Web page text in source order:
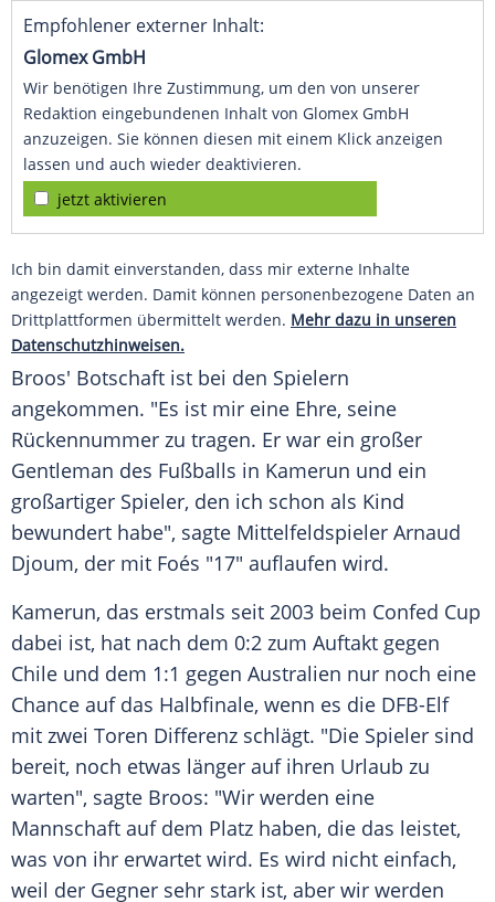
Empfohlener externer Inhalt:
Glomex GmbH
Wir benötigen Ihre Zustimmung, um den von unserer
Redaktion eingebundenen Inhalt von Glomex GmbH
anzuzeigen. Sie können diesen mit einem Klick anzeigen
lassen und auch wieder deaktivieren.
jetzt aktivieren
Ich bin damit einverstanden, dass mir externe Inhalte
angezeigt werden. Damit können personenbezogene Daten an
Drittplattformen übermittelt werden. Mehr dazu in unseren
Datenschutzhinweisen.
Broos' Botschaft ist bei den Spielern
angekommen. "Es ist mir eine Ehre, seine
Rückennummer zu tragen. Er war ein großer
Gentleman des Fußballs in Kamerun und ein
großartiger Spieler, den ich schon als Kind
bewundert habe", sagte Mittelfeldspieler Arnaud
Djoum, der mit Foés "17" auflaufen wird.
Kamerun, das erstmals seit 2003 beim Confed Cup
dabei ist, hat nach dem 0:2 zum Auftakt gegen
Chile und dem 1:1 gegen Australien nur noch eine
Chance auf das Halbfinale, wenn es die DFB-Elf
mit zwei Toren Differenz schlägt. "Die Spieler sind
bereit, noch etwas länger auf ihren Urlaub zu
warten", sagte Broos: "Wir werden eine
Mannschaft auf dem Platz haben, die das leistet,
was von ihr erwartet wird. Es wird nicht einfach,
weil der Gegner sehr stark ist, aber wir werden